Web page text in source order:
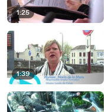
1:25
1:39